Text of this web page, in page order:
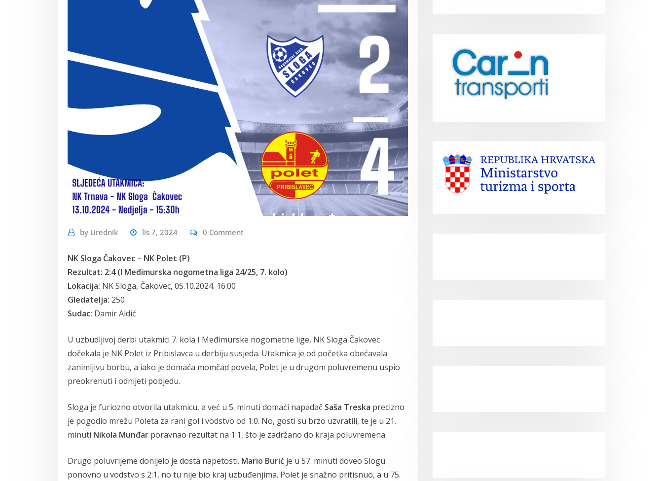
by Urednik lis 7, 2024 0 Comment
NK Sloga Čakovec – NK Polet (P)
Rezultat: 2:4 (I Međimurska nogometna liga 24/25, 7. kolo)
Lokacija: NK Sloga, Čakovec, 05.10.2024. 16:00
Gledatelja: 250
Sudac: Damir Aldić
U uzbudljivoj derbi utakmici 7. kola I Međimurske nogometne lige, NK Sloga Čakovec
dočekala je NK Polet iz Pribislavca u derbiju susjeda. Utakmica je od početka obećavala
zanimljivu borbu, a iako je domaća momčad povela, Polet je u drugom poluvremenu uspio
preokrenuti i odnijeti pobjedu.
Sloga je furiozno otvorila utakmicu, a već u 5. minuti domaći napadač Saša Treska precizno
je pogodio mrežu Poleta za rani gol i vodstvo od 1:0. No, gosti su brzo uzvratili, te je u 21.
minuti Nikola Munđar poravnao rezultat na 1:1, što je zadržano do kraja poluvremena.
Drugo poluvrijeme donijelo je dosta napetosti. Mario Burić je u 57. minuti doveo Slogu
ponovno u vodstvo s 2:1, no tu nije bio kraj uzbuđenjima. Polet je snažno pritisnuo, a u 75.